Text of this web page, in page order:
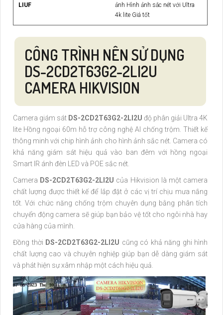
LIUF
ảnh Hình ảnh sắc nét với Ultra
4k lite Giá tốt
CÔNG TRÌNH NÊN SỬ DỤNG
DS-2CD2T63G2-2LI2U
CAMERA HIKVISION
Camera giám sát DS-2CD2T63G2-2LI2U độ phân giải Ultra 4K
lite Hồng ngoại 60m hỗ trợ công nghệ AI chống trộm. Thiết kế
thông minh với chip hình ảnh cho hình ảnh sắc nét. Camera có
khả năng giám sát hiệu quả vào ban đêm với hồng ngoại
Smart IR ánh đèn LED và POE sắc nét.
Camera DS-2CD2T63G2-2LI2U của Hikvision là một camera
chất lượng được thiết kế để lắp đặt ở các vị trí chịu mưa nắng
tốt. Với chức năng chống trộm chuyên dụng bằng phân tích
chuyển động camera sẽ giúp bạn bảo vệ tốt cho ngôi nhà hay
cửa hàng của mình.
Đồng thời DS-2CD2T63G2-2LI2U cũng có khả năng ghi hình
chất lượng cao và chuyên nghiệp giúp bạn dễ dàng giám sát
và phát hiện sự xâm nhập một cách hiệu quả.